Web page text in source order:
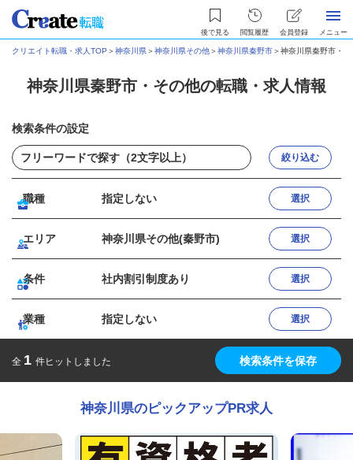
後で見る 閲覧履歴 会員登録 メニュー
クリエイト転職・求人TOP ＞神奈川県＞神奈川県その他＞神奈川県秦野市＞神奈川県秦野市・
神奈川県秦野市・その他の転職・求人情報
検索条件の設定
絞り込む
職種 指定しない 選択
エリア 神奈川県その他(秦野市) 選択
条件 社内割引制度あり 選択
業種 指定しない 選択
全 1 件ヒットしました 検索条件を保存
神奈川県のピックアップPR求人